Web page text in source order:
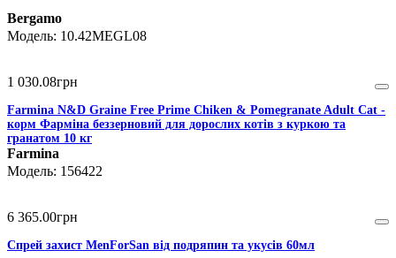
Bergamo
10.42MEGL08
1 030.08грн
Farmina N&D Graine Free Prime Chiken & Pomegranate Adult Cat -
корм Фарміна беззерновий для дорослих котів з куркою та
гранатом 10 кг
Farmina
156422
6 365.00грн
Спрей захист MenForSan від подряпин та укусів 60мл